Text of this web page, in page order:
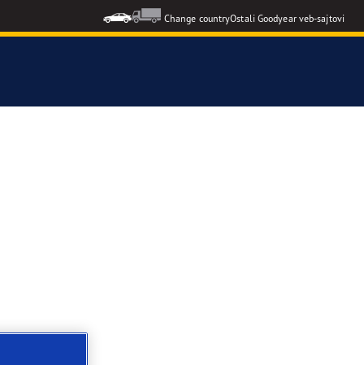
Change countryOstali Goodyear veb-sajtovi